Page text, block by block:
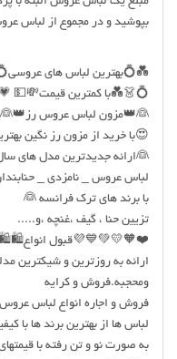
بپوشید و در مجموع از لباس
💑💍بهترین لباس های
💍👗💑با کمترین قیمت💸💵 💗
👰👑مزون لباس عروس رز👑👰
😍با خرید از مزون رز نگین
👰ارائه جدیدترین مدل های
لباس عروس _ نامزدی _
با برند های ترک فرانسه 👰
تزیین حنا ، گیف ،غنچه ،و.....
❤️🧡💛💚💙💜قبول
ارائه به روزترین و شیکترین
ومحجبه.فروش و کرایه
فروش و اجاره انواع لباس عروس
لباس ها از بهترین برند ها با
به صورت نو و تن رفته با